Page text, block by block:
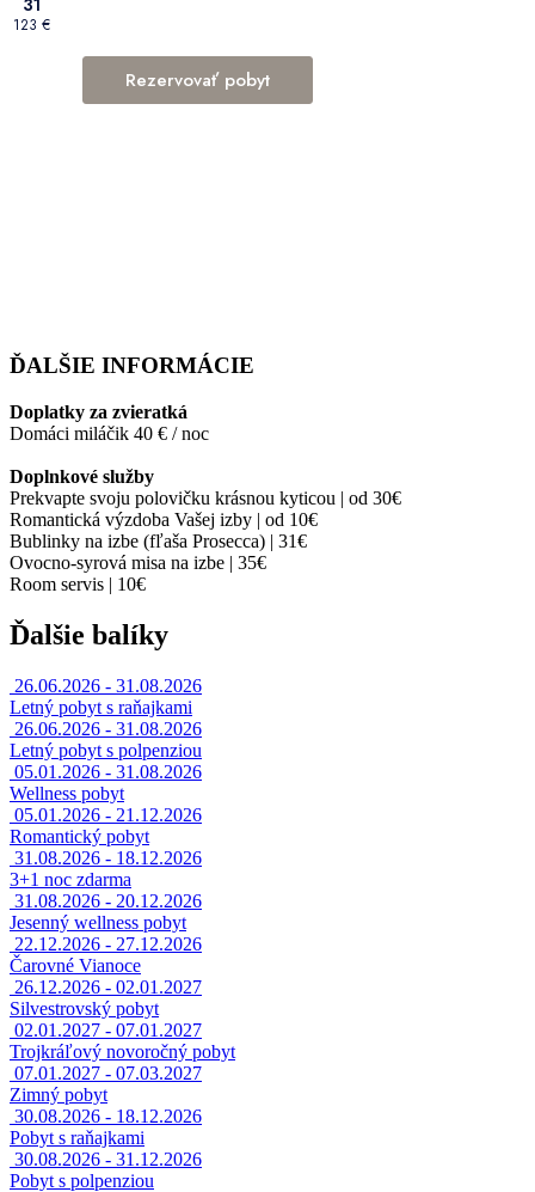
ĎALŠIE INFORMÁCIE
Doplatky za zvieratká
Domáci miláčik 40 € / noc
Doplnkové služby
Prekvapte svoju polovičku krásnou kyticou | od 30€
Romantická výzdoba Vašej izby | od 10€
Bublinky na izbe (fľaša Prosecca) | 31€
Ovocno-syrová misa na izbe | 35€
Room servis | 10€
Ďalšie balíky
26.06.2026 - 31.08.2026
Letný pobyt s raňajkami
26.06.2026 - 31.08.2026
Letný pobyt s polpenziou
05.01.2026 - 31.08.2026
Wellness pobyt
05.01.2026 - 21.12.2026
Romantický pobyt
31.08.2026 - 18.12.2026
3+1 noc zdarma
31.08.2026 - 20.12.2026
Jesenný wellness pobyt
22.12.2026 - 27.12.2026
Čarovné Vianoce
26.12.2026 - 02.01.2027
Silvestrovský pobyt
02.01.2027 - 07.01.2027
Trojkráľový novoročný pobyt
07.01.2027 - 07.03.2027
Zimný pobyt
30.08.2026 - 18.12.2026
Pobyt s raňajkami
30.08.2026 - 31.12.2026
Pobyt s polpenziou